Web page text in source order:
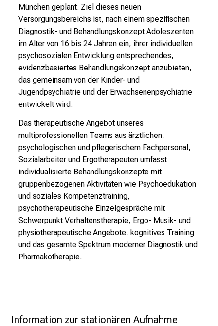
München geplant. Ziel dieses neuen
Versorgungsbereichs ist, nach einem spezifischen
Diagnostik- und Behandlungskonzept Adoleszenten
im Alter von 16 bis 24 Jahren ein, ihrer individuellen
psychosozialen Entwicklung entsprechendes,
evidenzbasiertes Behandlungskonzept anzubieten,
das gemeinsam von der Kinder- und
Jugendpsychiatrie und der Erwachsenenpsychiatrie
entwickelt wird.
Das therapeutische Angebot unseres
multiprofessionellen Teams aus ärztlichen,
psychologischen und pflegerischem Fachpersonal,
Sozialarbeiter und Ergotherapeuten umfasst
individualisierte Behandlungskonzepte mit
gruppenbezogenen Aktivitäten wie Psychoedukation
und soziales Kompetenztraining,
psychotherapeutische Einzelgespräche mit
Schwerpunkt Verhaltenstherapie, Ergo- Musik- und
physiotherapeutische Angebote, kognitives Training
und das gesamte Spektrum moderner Diagnostik und
Pharmakotherapie.
Information zur stationären Aufnahme